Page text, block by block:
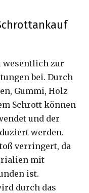
wesentlich zur
bei. Durch
Gummi, Holz
Schrott können
und der
werden.
verringert, da
mit
ist.
durch das